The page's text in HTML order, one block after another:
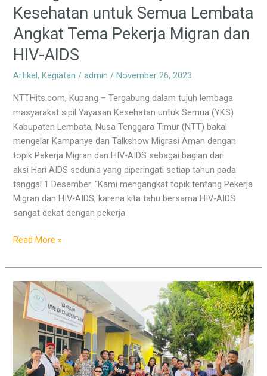
Kesehatan untuk Semua Lembata
Angkat Tema Pekerja Migran dan
HIV-AIDS
Artikel,Kegiatan /admin/November 26, 2023
NTTHits.com, Kupang – Tergabung dalam tujuh lembaga
masyarakat sipil Yayasan Kesehatan untuk Semua (YKS)
Kabupaten Lembata, Nusa Tenggara Timur (NTT) bakal
mengelar Kampanye dan Talkshow Migrasi Aman dengan
topik Pekerja Migran dan HIV-AIDS sebagai bagian dari
aksi Hari AIDS sedunia yang diperingati setiap tahun pada
tanggal 1 Desember. “Kami mengangkat topik tentang Pekerja
Migran dan HIV-AIDS, karena kita tahu bersama HIV-AIDS
sangat dekat dengan pekerja
Read More »
Yayasan
UDN
Gelar
Konferensi
Jelang
Peringatan